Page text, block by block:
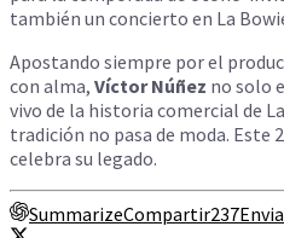
también un concierto en La
Apostando siempre por el
con alma, Víctor Núñez no solo
vivo de la historia comercial de
tradición no pasa de moda. Este
celebra su legado.
SummarizeCompartir237